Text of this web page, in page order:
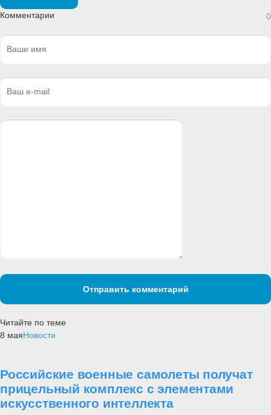
Комментарии 0
Отправить комментарий
Читайте по теме
8 маяНовости
Российские военные самолеты получат
прицельный комплекс с элементами
искусственного интеллекта